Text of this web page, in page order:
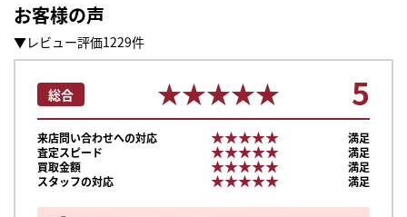
お客様の声
▼レビュー評価1229件
総合 ★★★★★
★★★★★ 5
来店問い合わせへの対応 ★★★★★
★★★★★
満足
査定スピード
★★★★★
★★★★★
満足
買取金額
★★★★★
★★★★★
満足
スタッフの対応
★★★★★
★★★★★ 満足